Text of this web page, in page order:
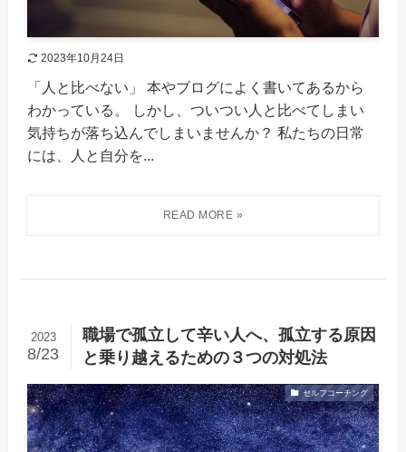
2023年10月24日
「人と比べない」 本やブログによく書いてあるから
わかっている。 しかし、ついつい人と比べてしまい
気持ちが落ち込んでしまいませんか？ 私たちの日常
には、人と自分を...
職場で孤立して辛い人へ、孤立する原因
と乗り越えるための３つの対処法
2023
8/23
セルフコーチング